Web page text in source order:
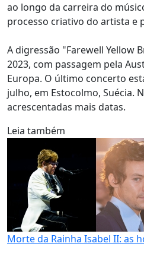
ao longo da carreira do
processo criativo do artista e
A digressão "Farewell Yellow
2023, com passagem pela
Europa. O último concerto
julho, em Estocolmo, Suécia.
acrescentadas mais datas.
Leia também
Morte da Rainha Isabel II: as